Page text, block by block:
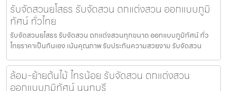
รับจัดสวนยโสธร รับจัดสวน ตกแต่งสวน ออกแบบภูมิ
ทัศน์ ทั่วไทย
รับจัดสวนยโสธร รับจัดสวน ตกแต่งสวนทุกขนาด ออกแบบภูมิทัศน์ ทั่ว
ไทยราคาเป็นกันเอง เน้นคุณภาพ รับประกันความสวยงาม รับจัดสวน
ล้อม-ย้ายต้นไม้ ไทรน้อย รับจัดสวน ตกแต่งสวน
ออกแบบภูมิทัศน์ นนทบุรี